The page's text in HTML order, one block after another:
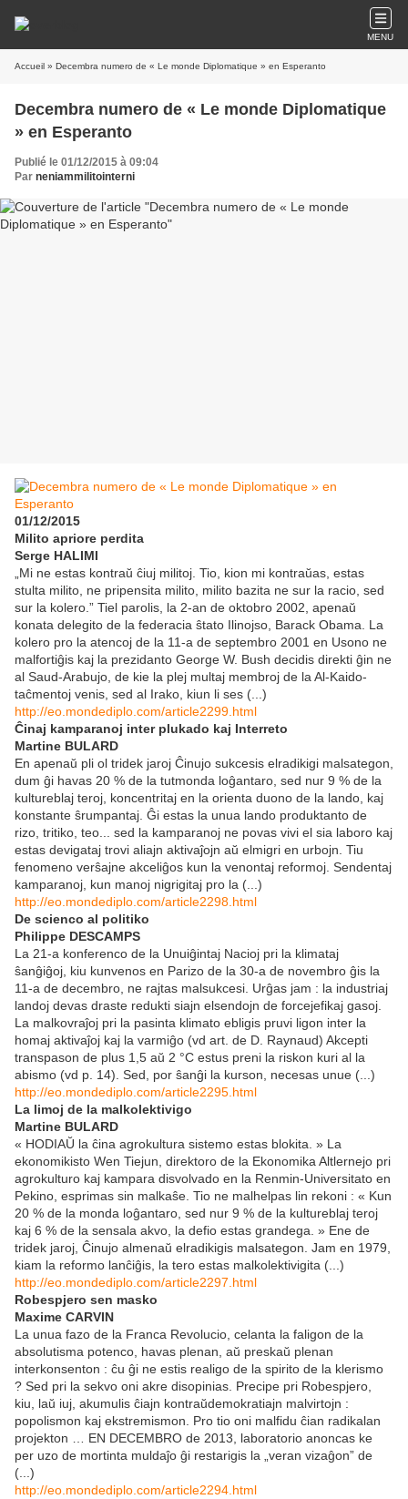
MENU
Accueil » Decembra numero de « Le monde Diplomatique » en Esperanto
Decembra numero de « Le monde Diplomatique
» en Esperanto
Publié le 01/12/2015 à 09:04
Par neniammilitointerni
01/12/2015
Milito apriore perdita
Serge HALIMI
„Mi ne estas kontraŭ ĉiuj militoj. Tio, kion mi kontraŭas, estas
stulta milito, ne pripensita milito, milito bazita ne sur la racio, sed
sur la kolero.” Tiel parolis, la 2-an de oktobro 2002, apenaŭ
konata delegito de la federacia ŝtato Ilinojso, Barack Obama. La
kolero pro la atencoj de la 11-a de septembro 2001 en Usono ne
malfortiĝis kaj la prezidanto George W. Bush decidis direkti ĝin ne
al Saud-Arabujo, de kie la plej multaj membroj de la Al-Kaido-
taĉmentoj venis, sed al Irako, kiun li ses (...)
http://eo.mondediplo.com/article2299.html
Ĉinaj kamparanoj inter plukado kaj Interreto
Martine BULARD
En apenaŭ pli ol tridek jaroj Ĉinujo sukcesis elradikigi malsategon,
dum ĝi havas 20 % de la tutmonda loĝantaro, sed nur 9 % de la
kultureblaj teroj, koncentritaj en la orienta duono de la lando, kaj
konstante ŝrumpantaj. Ĝi estas la unua lando produktanto de
rizo, tritiko, teo... sed la kamparanoj ne povas vivi el sia laboro kaj
estas devigataj trovi aliajn aktivaĵojn aŭ elmigri en urbojn. Tiu
fenomeno verŝajne akceliĝos kun la venontaj reformoj. Sendentaj
kamparanoj, kun manoj nigrigitaj pro la (...)
http://eo.mondediplo.com/article2298.html
De scienco al politiko
Philippe DESCAMPS
La 21-a konferenco de la Unuiĝintaj Nacioj pri la klimataj
ŝanĝiĝoj, kiu kunvenos en Parizo de la 30-a de novembro ĝis la
11-a de decembro, ne rajtas malsukcesi. Urĝas jam : la industriaj
landoj devas draste redukti siajn elsendojn de forcejefikaj gasoj.
La malkovraĵoj pri la pasinta klimato ebligis pruvi ligon inter la
homaj aktivaĵoj kaj la varmiĝo (vd art. de D. Raynaud) Akcepti
transpason de plus 1,5 aŭ 2 °C estus preni la riskon kuri al la
abismo (vd p. 14). Sed, por ŝanĝi la kurson, necesas unue (...)
http://eo.mondediplo.com/article2295.html
La limoj de la malkolektivigo
Martine BULARD
« HODIAŬ la ĉina agrokultura sistemo estas blokita. » La
ekonomikisto Wen Tiejun, direktoro de la Ekonomika Altlernejo pri
agrokulturo kaj kampara disvolvado en la Renmin-Universitato en
Pekino, esprimas sin malkaŝe. Tio ne malhelpas lin rekoni : « Kun
20 % de la monda loĝantaro, sed nur 9 % de la kultureblaj teroj
kaj 6 % de la sensala akvo, la defio estas grandega. » Ene de
tridek jaroj, Ĉinujo almenaŭ elradikigis malsategon. Jam en 1979,
kiam la reformo lanĉiĝis, la tero estas malkolektivigita (...)
http://eo.mondediplo.com/article2297.html
Robespjero sen masko
Maxime CARVIN
La unua fazo de la Franca Revolucio, celanta la faligon de la
absolutisma potenco, havas plenan, aŭ preskaŭ plenan
interkonsenton : ĉu ĝi ne estis realigo de la spirito de la klerismo
? Sed pri la sekvo oni akre disopinias. Precipe pri Robespjero,
kiu, laŭ iuj, akumulis ĉiajn kontraŭdemokratiajn malvirtojn :
popolismon kaj ekstremismon. Pro tio oni malfidu ĉian radikalan
projekton … EN DECEMBRO de 2013, laboratorio anoncas ke
per uzo de mortinta muldaĵo ĝi restarigis la „veran vizaĝon” de
(...)
http://eo.mondediplo.com/article2294.html